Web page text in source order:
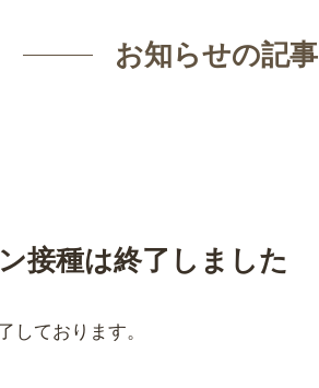
お知らせの記事
接種は終了しました
しております。